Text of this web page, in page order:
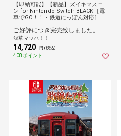
【即納可能】【新品】ズイキマスコ
ン for Nintendo Switch BLACK［電
車でGO！！・鉄道にっぽん対応］
ご好評につき完売致しました。
浅草マッハ！！
14,720 円 (税込)
408ポイント